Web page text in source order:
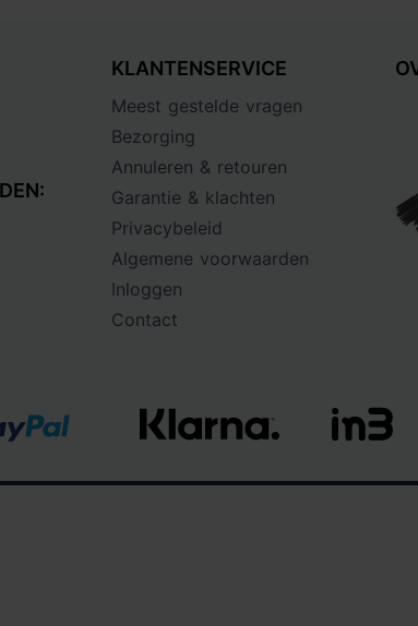
KLANTENSERVICE
Meest gestelde vragen
Bezorging
Annuleren & retouren
Garantie & klachten
Privacybeleid
Algemene voorwaarden
Inloggen
Contact